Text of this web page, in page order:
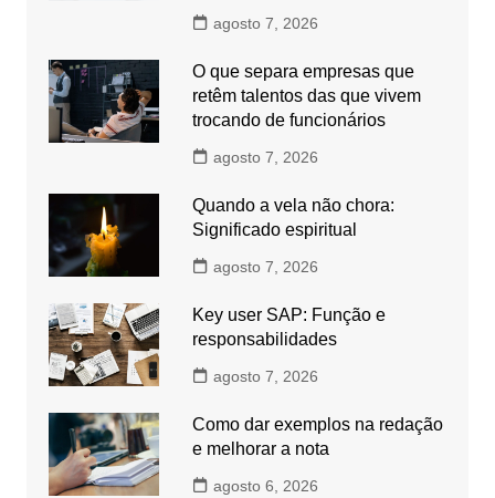
agosto 7, 2026
O que separa empresas que
retêm talentos das que vivem
trocando de funcionários
agosto 7, 2026
Quando a vela não chora:
Significado espiritual
agosto 7, 2026
Key user SAP: Função e
responsabilidades
agosto 7, 2026
Como dar exemplos na redação
e melhorar a nota
agosto 6, 2026